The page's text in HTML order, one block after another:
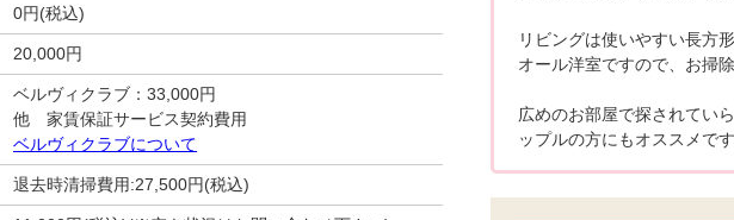
0円(税込)
20,000円
ベルヴィクラブ：33,000円
他 家賃保証サービス契約費用
ベルヴィクラブについて
退去時清掃費用:27,500円(税込)
リビングは使いやすい長方
オール洋室ですので、お掃
広めのお部屋で探されてい
ップルの方にもオススメで